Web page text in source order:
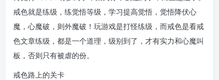
戒色就是练级，练觉悟等级，学习提高觉悟，觉悟降伏心
魔，心魔破，则外魔破！玩游戏是打怪练级，而戒色是看戒
色文章练级，都是一个道理，级别到了，才有实力和心魔叫
板，否则只有被虐的份。
戒色路上的关卡